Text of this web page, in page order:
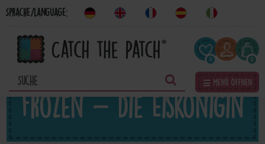
Sprache/Language:
0
☰ Menü öffnen
Frozen - Die Eiskönigin